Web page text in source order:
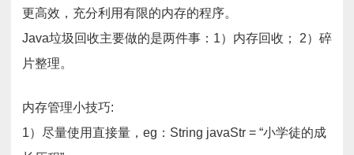
更高效，充分利用有限的内存的程序。
Java垃圾回收主要做的是两件事：1）内存回收； 2）碎
片整理。
内存管理小技巧:
1）尽量使用直接量，eg：String javaStr = “小学徒的成